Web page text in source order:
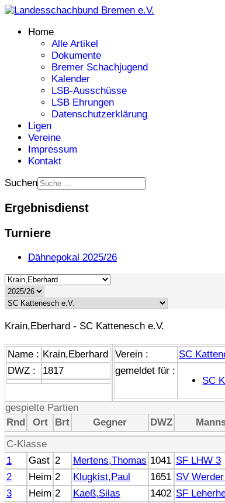
Home
Alle Artikel
Dokumente
Bremer Schachjugend
Kalender
LSB-Ausschüsse
LSB Ehrungen
Datenschutzerklärung
Ligen
Vereine
Impressum
Kontakt
Suchen
Ergebnisdienst
Turniere
Dähnepokal 2025/26
Krain,Eberhard - SC Kattenesch e.V.
Name : Krain,Eberhard
DWZ :
1817
Verein :
SC
gemeldet für :
SC
gespielte Partien
Rnd
Ort Brt Gegner DWZ
C-Klasse
1
Gast 2 Mertens,Thomas 1041 SF LHW 3
2
Heim 2 Klugkist,Paul 1651 SV
3
Heim 2 Kaeß,Silas 1402 SF